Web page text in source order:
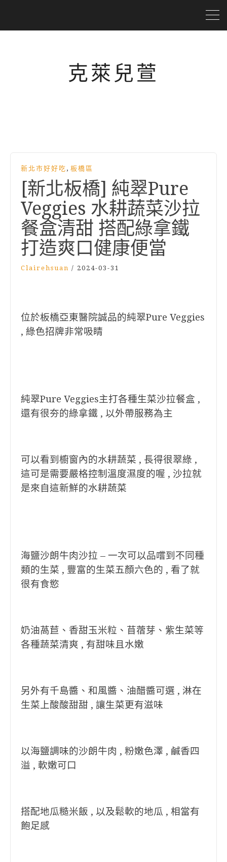
克萊兒萱
新北市好好吃 , 板橋區
[新北板橋] 純翠Pure
Veggies 水耕蔬菜沙拉
餐盒清甜 搭配綠拿鐵
打造爽口健康便當
Clairehsuan / 2024-03-31
位於板橋亞東醫院誠品的純翠Pure Veggies
, 綠色招牌非常吸睛
純翠Pure Veggies主打各種生菜沙拉餐盒 ,
還有很夯的綠拿鐵 , 以外帶服務為主
可以看到櫥窗內的水耕蔬菜 , 長得很翠綠 ,
這可是需要嚴格控制溫度濕度的喔 , 沙拉就
是來自這新鮮的水耕蔬菜
海鹽沙朗牛肉沙拉 – 一次可以品嚐到不同種
類的生菜 , 豐富的生菜五顏六色的 , 看了就
很有食慾
奶油萵苣、香甜玉米粒、苜蓿芽、紫生菜等
各種蔬菜清爽 , 有甜味且水嫩
另外有千島醬、和風醬、油醋醬可選 , 淋在
生菜上酸酸甜甜 , 讓生菜更有滋味
以海鹽調味的沙朗牛肉 , 粉嫩色澤 , 鹹香四
溢 , 軟嫩可口
搭配地瓜糙米飯 , 以及鬆軟的地瓜 , 相當有
飽足感